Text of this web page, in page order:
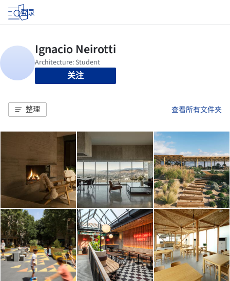
登录
关注
整理 查看所有文件夹